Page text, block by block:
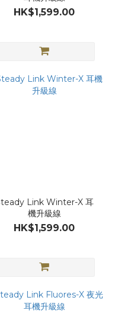
HK$1,599.00
Link Winter-X 耳
機升級線
HK$1,599.00